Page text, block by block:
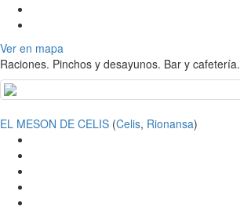
Ver en mapa
Raciones. Pinchos y desayunos. Bar y cafetería.
EL MESON DE CELIS (Celis, Rionansa)